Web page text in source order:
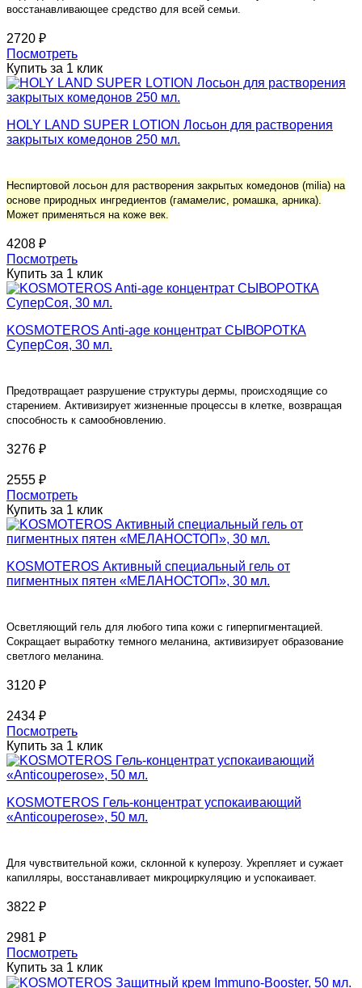
восстанавливающее средство для всей семьи.
2720 ₽
Посмотреть
Купить за 1 клик
HOLY LAND SUPER LOTION Лосьон для растворения
закрытых комедонов 250 мл.
Неспиртовой лосьон для растворения закрытых комедонов (milia) на
основе природных ингредиентов (гамамелис, ромашка, арника).
Может применяться на коже век.
4208 ₽
Посмотреть
Купить за 1 клик
KOSMOTEROS Anti-age концентрат СЫВОРОТКА
СуперСоя, 30 мл.
Предотвращает разрушение структуры дермы, происходящие со
старением. Активизирует жизненные процессы в клетке, возвращая
способность к самообновлению.
3276 ₽
2555 ₽
Посмотреть
Купить за 1 клик
KOSMOTEROS Активный специальный гель от
пигментных пятен «МЕЛАНОСТОП», 30 мл.
Осветляющий гель для любого типа кожи с гиперпигментацией.
Сокращает выработку темного меланина, активизирует образование
светлого меланина.
3120 ₽
2434 ₽
Посмотреть
Купить за 1 клик
KOSMOTEROS Гель-концентрат успокаивающий
«Anticouperose», 50 мл.
Для чувствительной кожи, склонной к куперозу. Укрепляет и сужает
капилляры, восстанавливает микроциркуляцию и успокаивает.
3822 ₽
2981 ₽
Посмотреть
Купить за 1 клик